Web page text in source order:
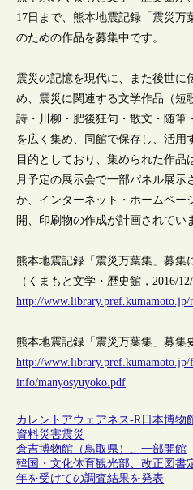
17日まで、熊本地震記録「震災万
のための作品を募集中です。
震災の記憶を現代に、また後世に
め、震災に関連する文学作品（短
詩・川柳・肥後狂句・散文・随筆
を広く集め、同館で保存し、活用
目的としており、集められた作品
月予定の展示会で一部パネル展示
か、インターネット・ホームペー
開、印刷物の作成が計画されてい
熊本地震記録「震災万葉集」募集
（くまもと文学・歴史館，2016/12/
http://www.library.pref.kumamoto.jp/
熊本地震記録「震災万葉集」募集
http://www.library.pref.kumamoto.jp/
info/manyosyuyoko.pdf
カレントアウェアネス-R日本博物
資料災害震災
倉吉博物館（鳥取県）、一部開館
韓国・文化体育観光部、改正図書
年を受けての調査結果を発表